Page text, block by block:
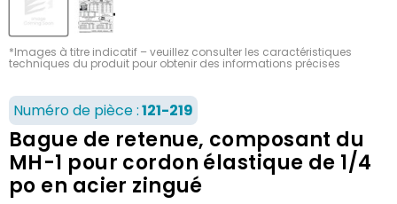
*Images à titre indicatif – veuillez consulter les caractéristiques
techniques du produit pour obtenir des informations précises
Numéro de pièce :121-219
Bague de retenue, composant du
MH-1 pour cordon élastique de 1/4
po en acier zingué